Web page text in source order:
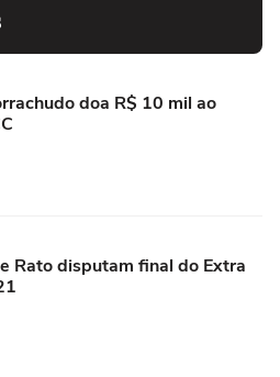
doa R$ 10 mil ao
Rato disputam final do Extra